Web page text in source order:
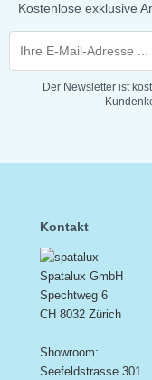
Kostenlose exklusive
Der Newsletter ist
Kontakt
Spatalux GmbH
Spechtweg 6
CH 8032 Zürich
Showroom:
Seefeldstrasse 301